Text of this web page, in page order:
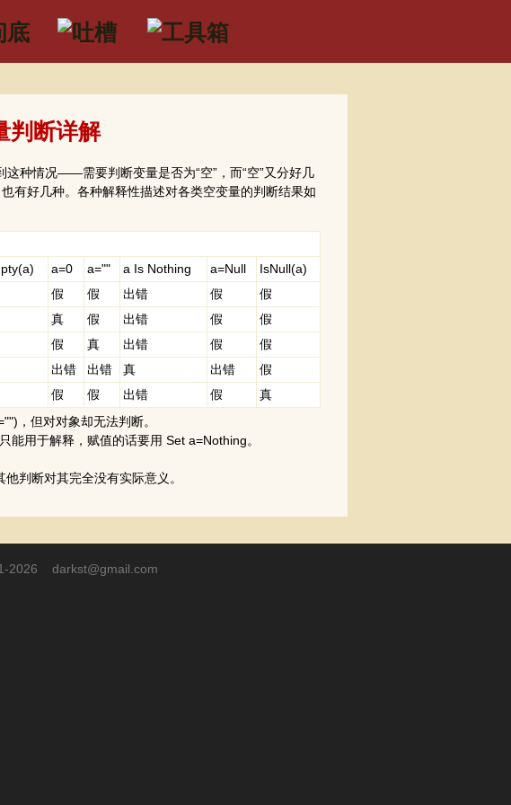
判断详解
种情况——需要判断变量是否为“空”，而“空”又分好几
有好几种。各种解释性描述对各类空变量的判断结果如
a=0 a="" a Is Nothing a=Null
IsNull(a)
假 假 出错 假
假
真 假 出错 假
假
假 真 出错 假
假
出错 出错 真 出错
假
假 假 出错 假
真
，但对对象却无法判断。
用于解释，赋值的话要用 Set a=Nothing。
判断对其完全没有实际意义。
2026 darkst@gmail.com